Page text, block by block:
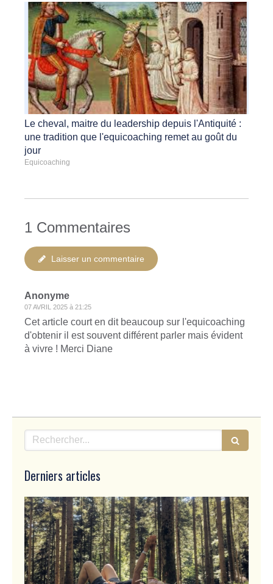
Le cheval, maitre du leadership depuis l'Antiquité :
une tradition que l'equicoaching remet au goût du
jour
Equicoaching
1 Commentaires
Laisser un commentaire
Anonyme
07 AVRIL 2025 à 21:25
Cet article court en dit beaucoup sur l'equicoaching
d'obtenir il est souvent différent parler mais évident
à vivre ! Merci Diane
Rechercher
Derniers articles